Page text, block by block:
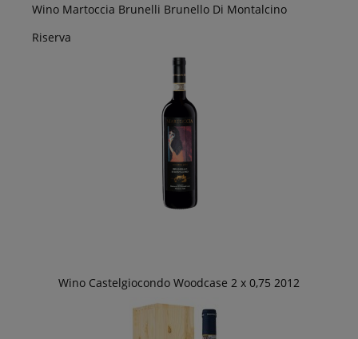
Wino Martoccia Brunelli Brunello Di Montalcino
Riserva
Wino Castelgiocondo Woodcase 2 x 0,75 2012